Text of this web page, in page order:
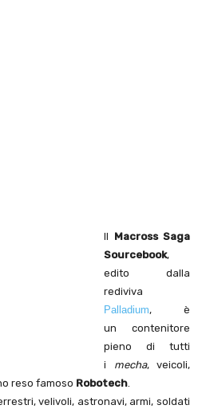
Il Macross Saga
Sourcebook,
edito dalla
rediviva
Palladium, è
un contenitore
pieno di tutti
i mecha, veicoli,
reso famoso Robotech.
velivoli, astronavi, armi, soldati